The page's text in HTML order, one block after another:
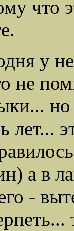
что
у
не
но
лет...
а в
-